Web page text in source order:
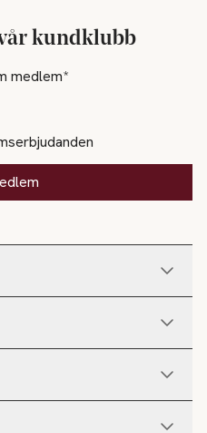
kundklubb
medlem*